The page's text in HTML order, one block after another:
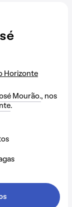
Horizonte
Mourão., nos
.